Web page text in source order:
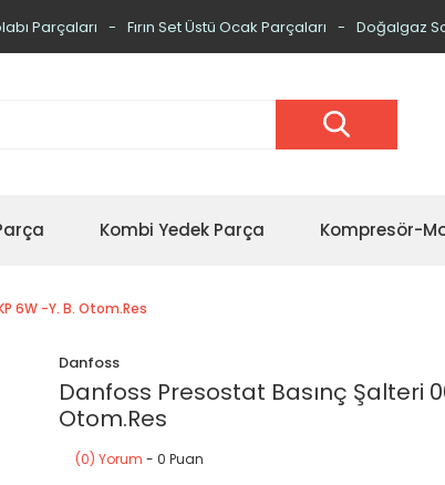
Parçaları Fırın Set Üstü Ocak Parçaları Doğalgaz
Kombi Yedek Parça Kompresör-
6W -Y. B. Otom.Res
Danfoss
Danfoss Presostat Basınç Şalteri
Otom.Res
(0) Yorum - 0 Puan